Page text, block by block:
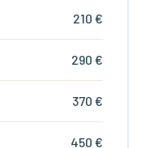
210 €
290 €
370 €
450 €